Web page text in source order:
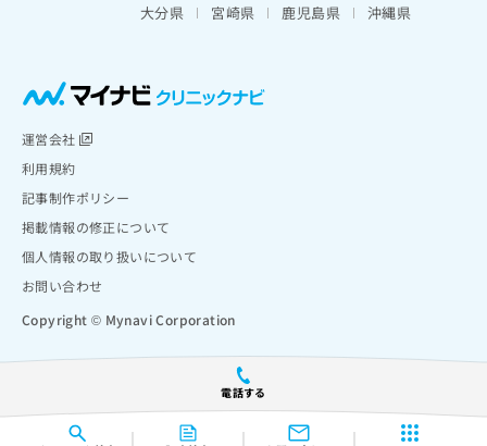
電話する
大分県
宮崎県 鹿児島県 沖縄県
運営会社
利用規約
記事制作ポリシー
掲載情報の修正について
個人情報の取り扱いについて
お問い合わせ
Copyright © Mynavi Corporation